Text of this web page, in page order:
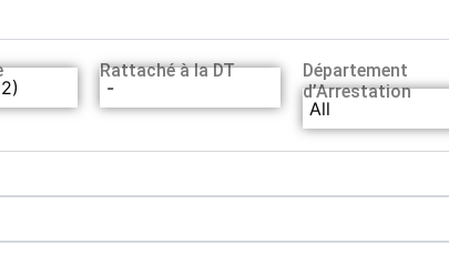
Rattaché à la DT
-
Département
d’Arrestation
All